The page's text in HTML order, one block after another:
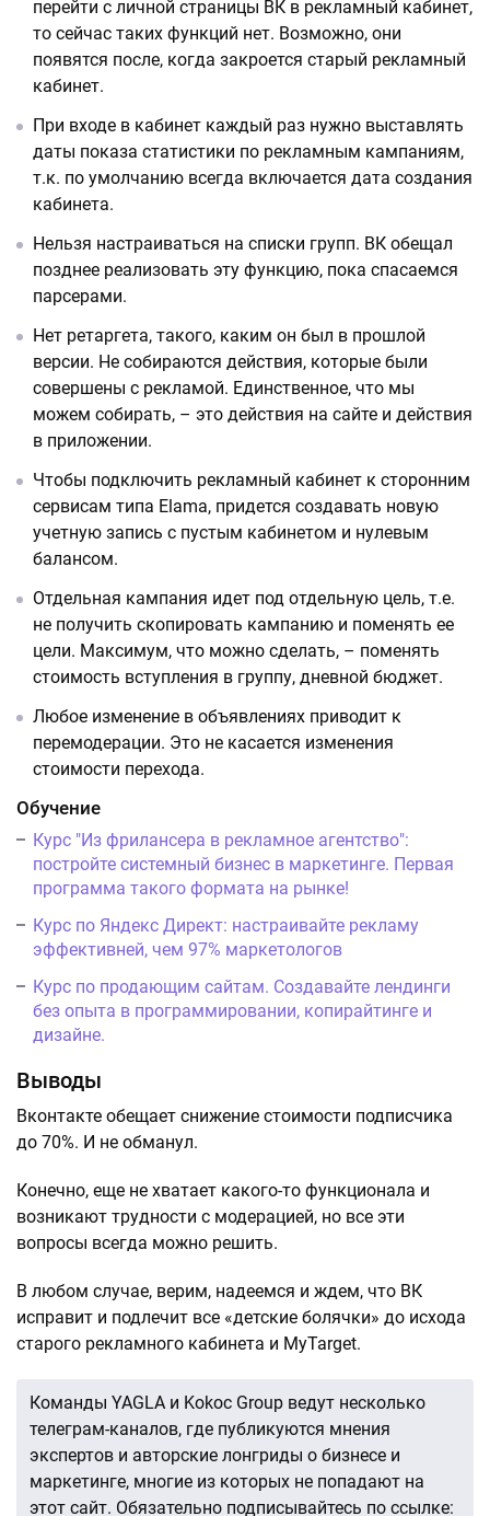
перейти с личной страницы ВК в рекламный кабинет,
то сейчас таких функций нет. Возможно, они
появятся после, когда закроется старый рекламный
кабинет.
При входе в кабинет каждый раз нужно выставлять
даты показа статистики по рекламным кампаниям,
т.к. по умолчанию всегда включается дата создания
кабинета.
Нельзя настраиваться на списки групп. ВК обещал
позднее реализовать эту функцию, пока спасаемся
парсерами.
Нет ретаргета, такого, каким он был в прошлой
версии. Не собираются действия, которые были
совершены с рекламой. Единственное, что мы
можем собирать, – это действия на сайте и действия
в приложении.
Чтобы подключить рекламный кабинет к сторонним
сервисам типа Elama, придется создавать новую
учетную запись с пустым кабинетом и нулевым
балансом.
Отдельная кампания идет под отдельную цель, т.е.
не получить скопировать кампанию и поменять ее
цели. Максимум, что можно сделать, – поменять
стоимость вступления в группу, дневной бюджет.
Любое изменение в объявлениях приводит к
перемодерации. Это не касается изменения
стоимости перехода.
Обучение
Курс "Из фрилансера в рекламное агентство":
постройте системный бизнес в маркетинге. Первая
программа такого формата на рынке!
Курс по Яндекс Директ: настраивайте рекламу
эффективней, чем 97% маркетологов
Курс по продающим сайтам. Создавайте лендинги
без опыта в программировании, копирайтинге и
дизайне.
Выводы
Вконтакте обещает снижение стоимости подписчика
до 70%. И не обманул.
Конечно, еще не хватает какого-то функционала и
возникают трудности с модерацией, но все эти
вопросы всегда можно решить.
В любом случае, верим, надеемся и ждем, что ВК
исправит и подлечит все «детские болячки» до исхода
старого рекламного кабинета и MyTarget.
Команды YAGLA и Kokoc Group ведут несколько
телеграм-каналов, где публикуются мнения
экспертов и авторские лонгриды о бизнесе и
маркетинге, многие из которых не попадают на
этот сайт. Обязательно подписывайтесь по ссылке: